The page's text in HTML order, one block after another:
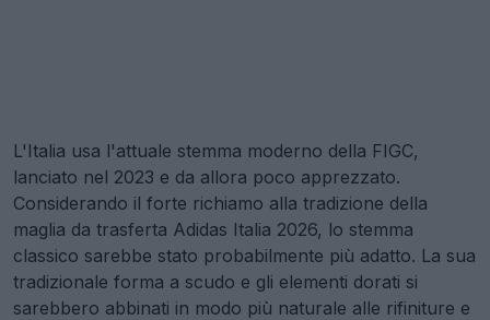
L'Italia usa l'attuale stemma moderno della FIGC,
lanciato nel 2023 e da allora poco apprezzato.
Considerando il forte richiamo alla tradizione della
maglia da trasferta Adidas Italia 2026, lo stemma
classico sarebbe stato probabilmente più adatto. La sua
tradizionale forma a scudo e gli elementi dorati si
sarebbero abbinati in modo più naturale alle rifiniture e